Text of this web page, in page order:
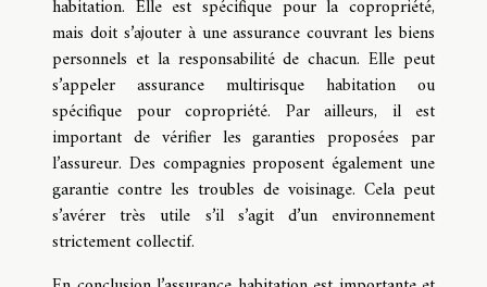
habitation. Elle est spécifique pour la copropriété,
mais doit s’ajouter à une assurance couvrant les biens
personnels et la responsabilité de chacun. Elle peut
s’appeler assurance multirisque habitation ou
spécifique pour copropriété. Par ailleurs, il est
important de vérifier les garanties proposées par
l’assureur. Des compagnies proposent également une
garantie contre les troubles de voisinage. Cela peut
s’avérer très utile s’il s’agit d’un environnement
strictement collectif.